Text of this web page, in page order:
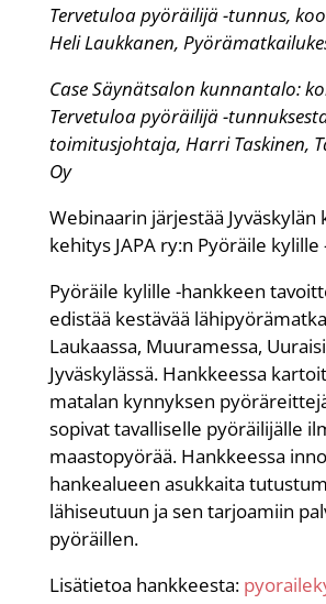
Tervetuloa pyöräilijä -tunnus,
Heli Laukkanen,
Case Säynätsalon kunnantalo:
Tervetuloa pyöräilijä -
toimitusjohtaja, Harri Taskinen,
Oy
Webinaarin järjestää Jyväskylän
kehitys JAPA ry:n Pyöräile kylille
Pyöräile kylille -hankkeen
edistää kestävää
Laukaassa, Muuramessa,
Jyväskylässä. Hankkeessa
matalan kynnyksen
sopivat tavalliselle pyöräilijälle
maastopyörää. Hankkeessa
hankealueen asukkaita
lähiseutuun ja sen tarjoamiin
pyöräillen.
Lisätietoa hankkeesta: